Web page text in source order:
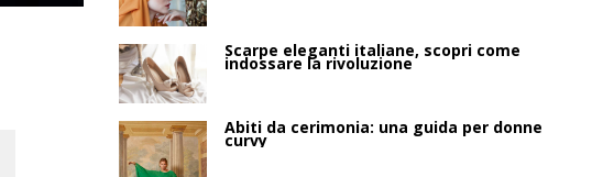
Scarpe eleganti italiane, scopri come
indossare la rivoluzione
Abiti da cerimonia: una guida per donne
curvy